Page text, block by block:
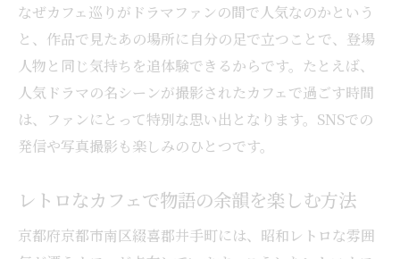
雰囲気のあるカフェで過ごす特別な時間
京都で叶うカフェの思い出作り体験談
聖地巡礼ならカフェ巡りが見逃せない
カフェ巡りが聖地巡礼に選ばれる理由
ドラマファンに人気のカフェ巡り体験談
聖地巡礼とカフェが生み出す新たな感動
カフェの雰囲気が聖地巡礼を彩る魅力
なぜカフェ巡りがドラマファンの間で人気なのかという
と、作品で見たあの場所に自分の足で立つことで、登場
人物と同じ気持ちを追体験できるからです。たとえば、
人気ドラマの名シーンが撮影されたカフェで過ごす時間
は、ファンにとって特別な思い出となります。SNSでの
発信や写真撮影も楽しみのひとつです。
レトロなカフェで物語の余韻を楽しむ方法
京都府京都市南区綴喜郡井手町には、昭和レトロな雰囲